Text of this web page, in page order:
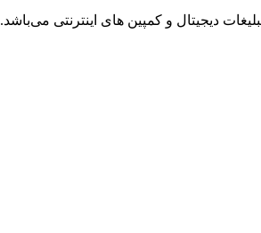
دیجیتال و کمپین های اینترنتی می‌باشد.